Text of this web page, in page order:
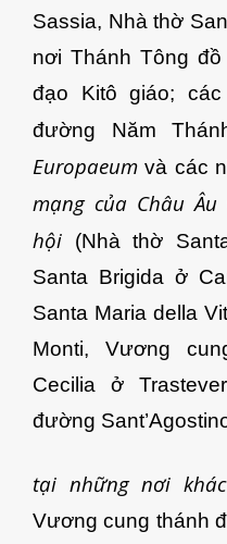
Sassia, Nhà thờ
nơi Thánh Tông
đạo Kitô giáo;
đường Năm
Europaeum và các
mạng của Châu
hội (Nhà thờ
Santa Brigida ở
Santa Maria della
Monti, Vương
Cecilia ở
đường
tại những nơi
Vương cung thánh